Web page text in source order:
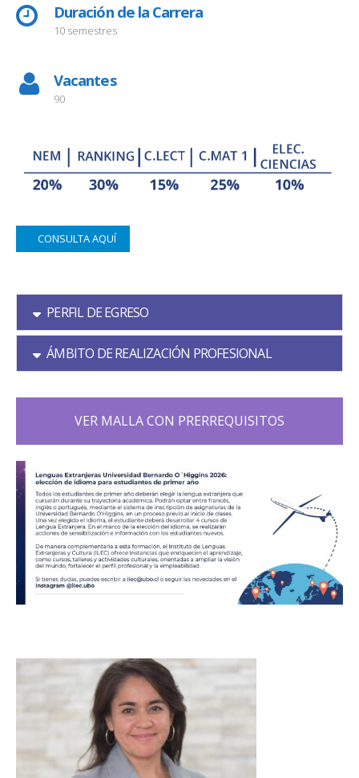
Duración de la Carrera
10 semestres
Vacantes
90
CONSULTA AQUÍ
PERFIL DE EGRESO
ÁMBITO DE REALIZACIÓN PROFESIONAL
VER MALLA CON PRERREQUISITOS